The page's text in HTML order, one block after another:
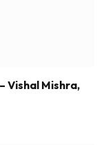
Vishal Mishra,